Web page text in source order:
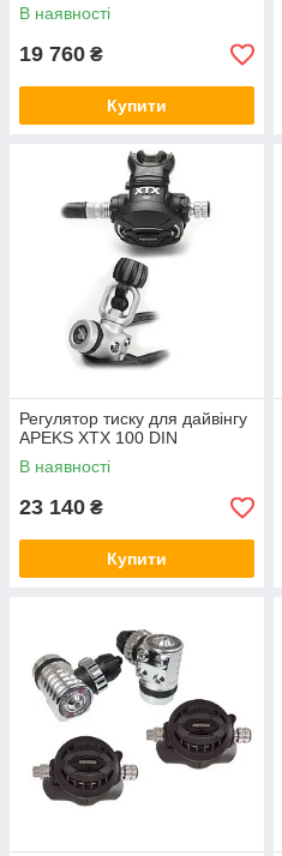
В наявності
19 760 ₴
Купити
Регулятор тиску для дайвінгу
APEKS XTX 100 DIN
В наявності
23 140 ₴
Купити